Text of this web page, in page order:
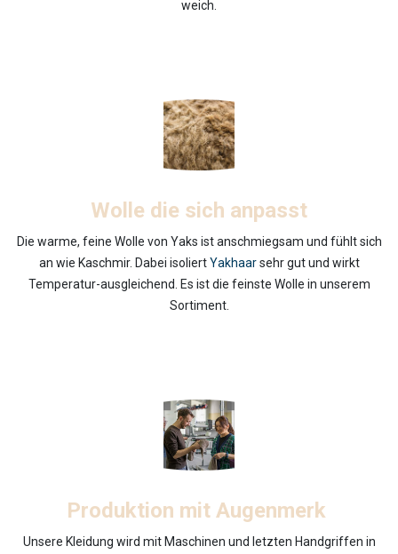
weich.
Wolle die sich anpasst
Die warme, feine Wolle von Yaks ist anschmiegsam und fühlt sich
an wie Kaschmir. Dabei isoliertYakhaarsehr gut und wirkt
Temperatur-ausgleichend. Es ist die feinste Wolle in unserem
Sortiment.
Produktion mit Augenmerk
Unsere Kleidung wird mit Maschinen und letzten Handgriffen in